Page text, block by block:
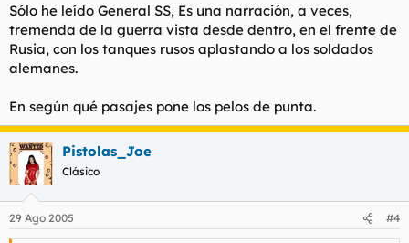
Sólo he leído General SS, Es una narración, a veces,
tremenda de la guerra vista desde dentro, en el frente de
Rusia, con los tanques rusos aplastando a los soldados
alemanes.
En según qué pasajes pone los pelos de punta.
Pistolas_Joe
Clásico
29 Ago 2005 #4